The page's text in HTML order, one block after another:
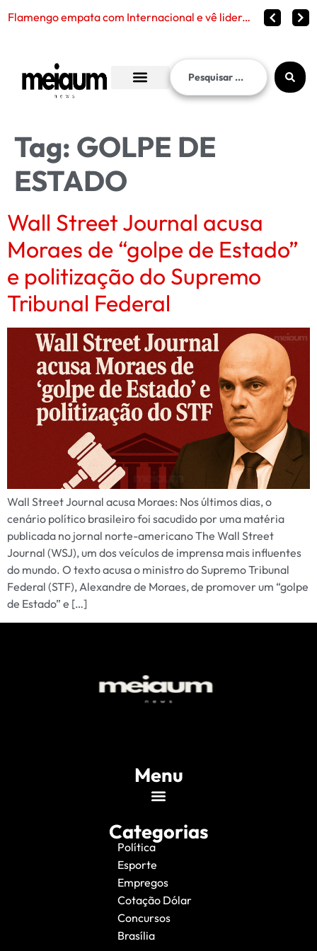
Flamengo empata com Internacional e vê liderança continuar distante no Brasileirão 2026
Tag: GOLPE DE
ESTADO
Wall Street Journal acusa
Moraes de “golpe de Estado”
e politização do Supremo
Tribunal Federal
Wall Street Journal acusa Moraes: Nos últimos dias, o
cenário político brasileiro foi sacudido por uma matéria
publicada no jornal norte-americano The Wall Street
Journal (WSJ), um dos veículos de imprensa mais influentes
do mundo. O texto acusa o ministro do Supremo Tribunal
Federal (STF), Alexandre de Moraes, de promover um “golpe
de Estado” e […]
Menu
Categorias
Política
Esporte
Empregos
Cotação Dólar
Concursos
Brasília